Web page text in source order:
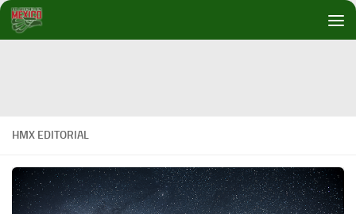
Debajo del contenido
HMX EDITORIAL